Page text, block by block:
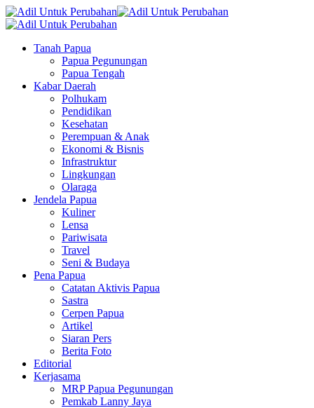
Tanah Papua
Papua Pegunungan
Papua Tengah
Kabar Daerah
Polhukam
Pendidikan
Kesehatan
Perempuan & Anak
Ekonomi & Bisnis
Infrastruktur
Lingkungan
Olaraga
Jendela Papua
Kuliner
Lensa
Pariwisata
Travel
Seni & Budaya
Pena Papua
Catatan Aktivis Papua
Sastra
Cerpen Papua
Artikel
Siaran Pers
Berita Foto
Editorial
Kerjasama
MRP Papua Pegunungan
Pemkab Lanny Jaya